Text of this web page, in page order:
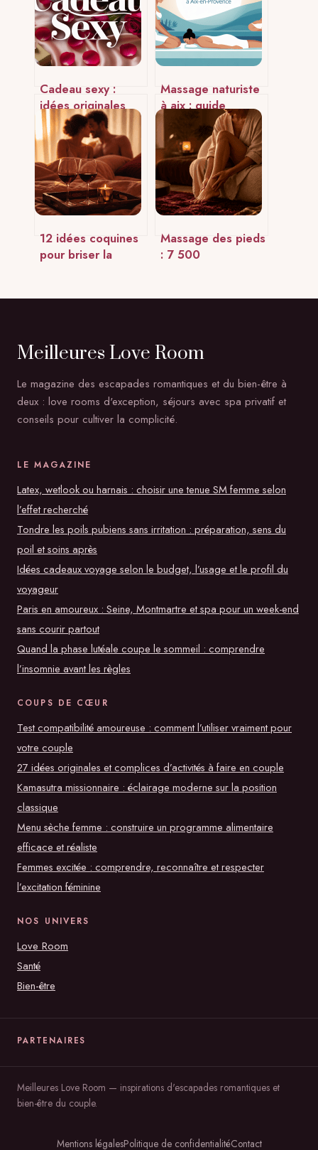
Cadeau sexy :
idées originales
pour pimenter vos
surprises
Massage naturiste
à aix : guide
complet pour une
expérience sereine
et respectueuse
12 idées coquines
pour briser la
Massage des pieds
: 7 500
stimuler pour un
Meilleures Love Room
Le magazine des escapades romantiques et du bien-être à
deux : love rooms d'exception, séjours avec spa privatif et
conseils pour cultiver la complicité.
LE MAGAZINE
Latex, wetlook ou harnais : choisir une tenue SM femme selon
l’effet recherché
Tondre les poils pubiens sans irritation : préparation, sens du
poil et soins après
Idées cadeaux voyage selon le budget, l’usage et le profil du
voyageur
Paris en amoureux : Seine, Montmartre et spa pour un week-end
sans courir partout
Quand la phase lutéale coupe le sommeil : comprendre
l’insomnie avant les règles
COUPS DE CŒUR
Test compatibilité amoureuse : comment l’utiliser vraiment pour
votre couple
27 idées originales et complices d’activités à faire en couple
Kamasutra missionnaire : éclairage moderne sur la position
classique
Menu sèche femme : construire un programme alimentaire
efficace et réaliste
Femmes excitée : comprendre, reconnaître et respecter
l’excitation féminine
NOS UNIVERS
Love Room
Santé
Bien-être
PARTENAIRES
Meilleures Love Room — inspirations d'escapades romantiques et
bien-être du couple.
Mentions légalesPolitique de confidentialitéContact